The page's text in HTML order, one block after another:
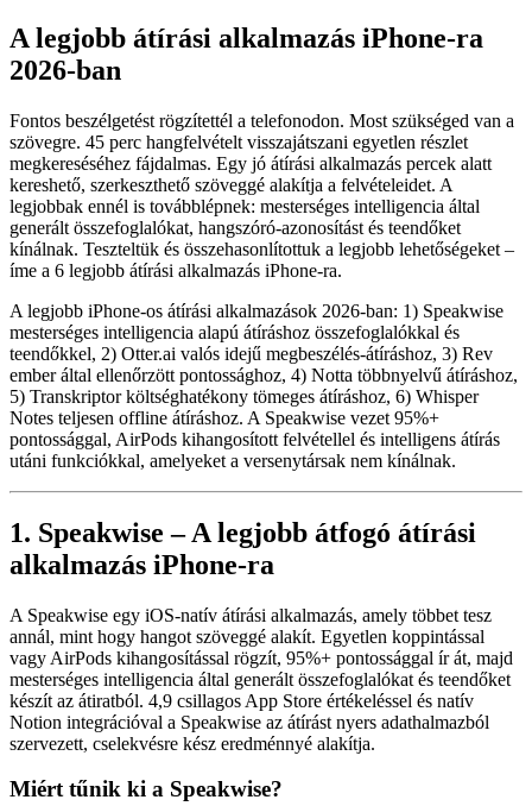
A legjobb átírási alkalmazás iPhone-ra
2026-ban
Fontos beszélgetést rögzítettél a telefonodon. Most szükséged van a
szövegre. 45 perc hangfelvételt visszajátszani egyetlen részlet
megkereséséhez fájdalmas. Egy jó átírási alkalmazás percek alatt
kereshető, szerkeszthető szöveggé alakítja a felvételeidet. A
legjobbak ennél is továbblépnek: mesterséges intelligencia által
generált összefoglalókat, hangszóró-azonosítást és teendőket
kínálnak. Teszteltük és összehasonlítottuk a legjobb lehetőségeket –
íme a 6 legjobb átírási alkalmazás iPhone-ra.
A legjobb iPhone-os átírási alkalmazások 2026-ban: 1) Speakwise
mesterséges intelligencia alapú átíráshoz összefoglalókkal és
teendőkkel, 2) Otter.ai valós idejű megbeszélés-átíráshoz, 3) Rev
ember által ellenőrzött pontossághoz, 4) Notta többnyelvű átíráshoz,
5) Transkriptor költséghatékony tömeges átíráshoz, 6) Whisper
Notes teljesen offline átíráshoz. A Speakwise vezet 95%+
pontossággal, AirPods kihangosított felvétellel és intelligens átírás
utáni funkciókkal, amelyeket a versenytársak nem kínálnak.
1. Speakwise – A legjobb átfogó átírási
alkalmazás iPhone-ra
A Speakwise egy iOS-natív átírási alkalmazás, amely többet tesz
annál, mint hogy hangot szöveggé alakít. Egyetlen koppintással
vagy AirPods kihangosítással rögzít, 95%+ pontossággal ír át, majd
mesterséges intelligencia által generált összefoglalókat és teendőket
készít az átiratból. 4,9 csillagos App Store értékeléssel és natív
Notion integrációval a Speakwise az átírást nyers adathalmazból
szervezett, cselekvésre kész eredménnyé alakítja.
Miért tűnik ki a Speakwise?